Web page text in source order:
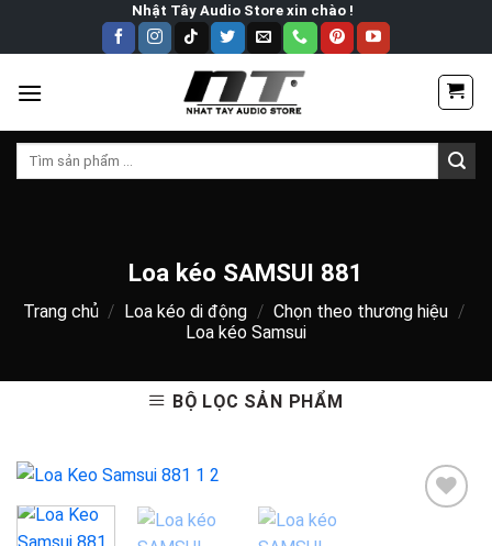
Nhật Tây Audio Store xin chào !
Tìm
Loa kéo SAMSUI 881
Trang chủ / Loa kéo di động / Chọn theo thương hiệu /
Loa kéo Samsui
BỘ LỌC SẢN PHẨM